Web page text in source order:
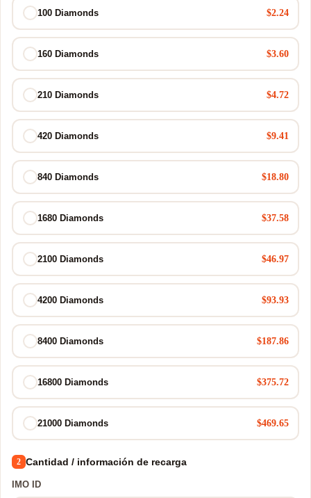
100 Diamonds $2.24
160 Diamonds $3.60
210 Diamonds $4.72
420 Diamonds $9.41
840 Diamonds $18.80
1680 Diamonds $37.58
2100 Diamonds $46.97
4200 Diamonds $93.93
8400 Diamonds $187.86
16800 Diamonds $375.72
21000 Diamonds $469.65
2 Cantidad / información de recarga
IMO ID